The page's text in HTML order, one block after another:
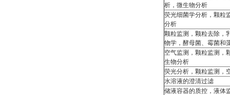
析，微生物分析
荧光细菌学分析，颗粒
分析
颗粒监测，颗粒去除，
物学，酵母菌、霉菌和
空气监测，颗粒监测，
生物分析
荧光分析，颗粒监测，
水溶液的澄清过滤
储液容器的质控，液体